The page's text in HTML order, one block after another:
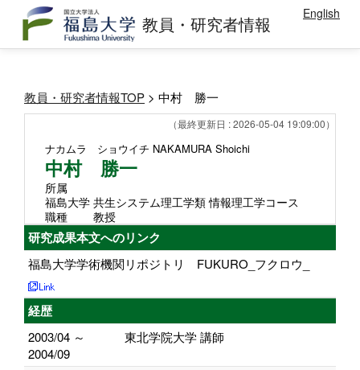
教員・研究者情報 English
教員・研究者情報TOP > 中村 勝一
（最終更新日 : 2026-05-04 19:09:00）
ナカムラ ショウイチ NAKAMURA Shoichi
中村 勝一
所属
福島大学 共生システム理工学類 情報理工学コース
職種
教授
研究成果本文へのリンク
福島大学学術機関リポジトリ FUKURO_フクロウ_
経歴
2003/04 ～
2004/09
東北学院大学 講師